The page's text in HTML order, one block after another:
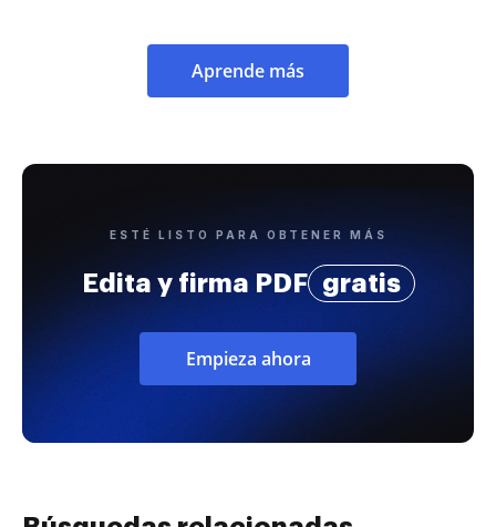
Aprende más
ESTÉ LISTO PARA OBTENER MÁS
Edita y firma PDF gratis
Empieza ahora